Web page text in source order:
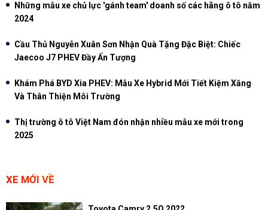
Những mẫu xe chủ lực 'gánh team' doanh số các hãng ô tô năm
2024
Cầu Thủ Nguyễn Xuân Sơn Nhận Quà Tặng Đặc Biệt: Chiếc
Jaecoo J7 PHEV Đầy Ấn Tượng
Khám Phá BYD Xia PHEV: Mẫu Xe Hybrid Mới Tiết Kiệm Xăng
Và Thân Thiện Môi Trường
Thị trường ô tô Việt Nam đón nhận nhiều mẫu xe mới trong
2025
XE MỚI VỀ